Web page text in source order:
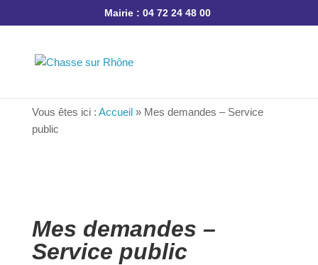
Mairie : 04 72 24 48 00
Vous êtes ici :Accueil»Mes demandes – Service
public
Mes demandes –
Service public